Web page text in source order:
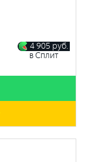
4 905 руб.
в Сплит